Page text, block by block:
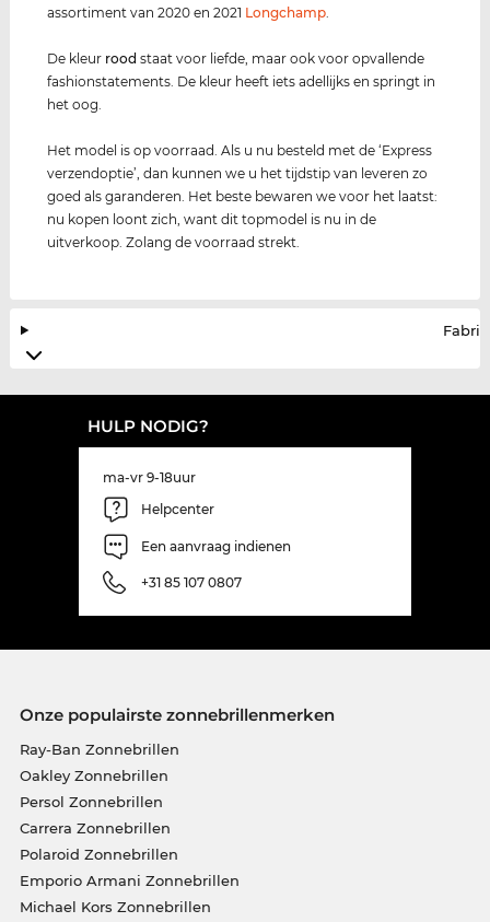
assortiment van 2020 en 2021 Longchamp
De kleur rood staat voor liefde, maar ook voor opvallende
fashionstatements. De kleur heeft iets adellijks en springt in
het oog.
Het model is op voorraad. Als u nu besteld met de ‘Express
verzendoptie’, dan kunnen we u het tijdstip van leveren zo
goed als garanderen. Het beste bewaren we voor het laatst:
nu kopen loont zich, want dit topmodel is nu in de
uitverkoop. Zolang de voorraad strekt.
HULP NODIG?
ma-vr 9-18uur
Helpcenter
Een aanvraag indienen
+31 85 107 0807
Onze populairste zonnebrillenmerken
Ray-Ban Zonnebrillen
Oakley Zonnebrillen
Persol Zonnebrillen
Carrera Zonnebrillen
Polaroid Zonnebrillen
Emporio Armani Zonnebrillen
Michael Kors Zonnebrillen